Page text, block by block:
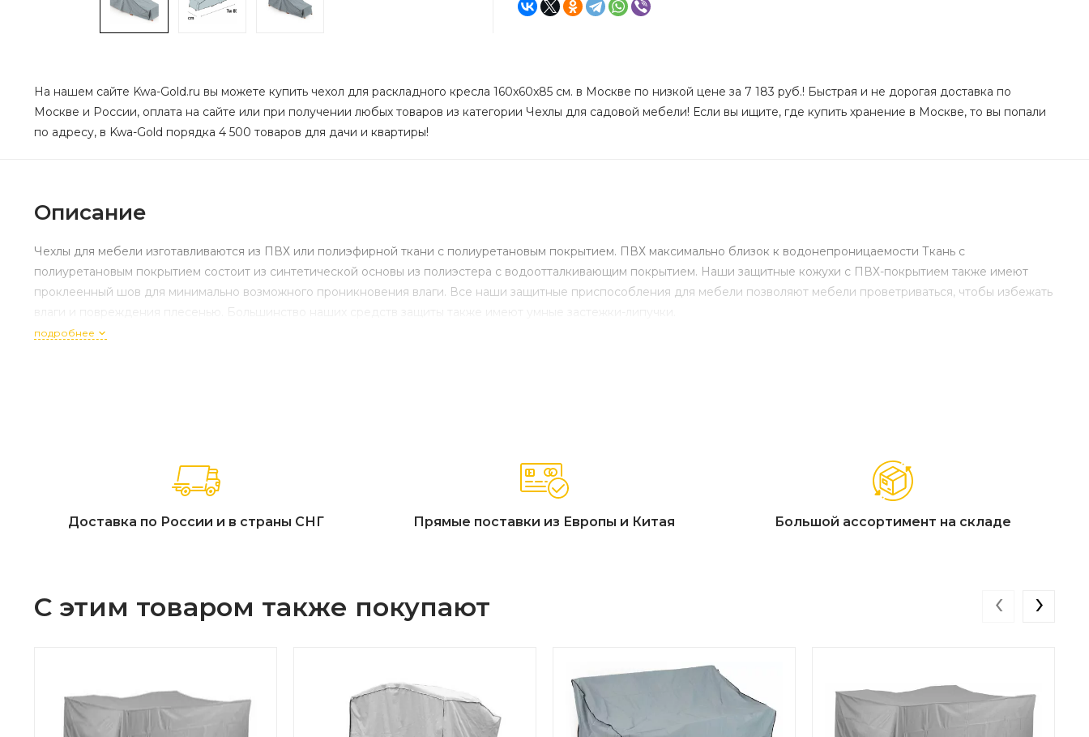
На нашем сайте Kwa-Gold.ru вы можете купить чехол для раскладного кресла 160x60x85 см. в Москве по низкой цене за 7 183 руб.! Быстрая и не дорогая доставка по
Москве и России, оплата на сайте или при получении любых товаров из категории Чехлы для садовой мебели! Если вы ищите, где купить хранение в Москве, то вы попали
по адресу, в Kwa-Gold порядка 4 500 товаров для дачи и квартиры!
Описание
Чехлы для мебели изготавливаются из ПВХ или полиэфирной ткани с полиуретановым покрытием. ПВХ максимально близок к водонепроницаемости Ткань с
полиуретановым покрытием состоит из синтетической основы из полиэстера с водоотталкивающим покрытием. Наши защитные кожухи с ПВХ-покрытием также имеют
проклеенный шов для минимально возможного проникновения влаги. Все наши защитные приспособления для мебели позволяют мебели проветриваться, чтобы избежать
влаги и повреждения плесенью. Большинство наших средств защиты также имеют умные застежки-липучки.
подробнее
Доставка по России и в страны СНГ Прямые поставки из Европы и Китая Большой ассортимент на складе
С этим товаром также покупают ‹ ›